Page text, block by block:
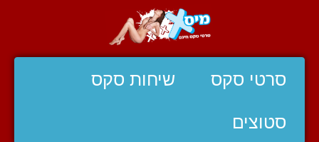
סרטי סקס שיחות סקס
סטוצים